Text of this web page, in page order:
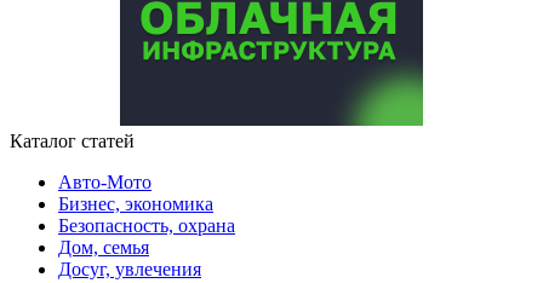
Каталог статей
Авто-Мото
Бизнес, экономика
Безопасность, охрана
Дом, семья
Досуг, увлечения